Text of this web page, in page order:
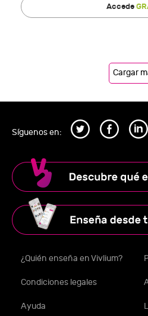
Accede
Cargar
Síguenos en:
¿Quién enseña en Vivlium?
Condiciones legales
Ayuda